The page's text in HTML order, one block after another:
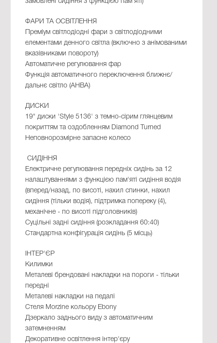
ФАРИ ТА ОСВІТЛЕННЯ
Преміум світлодіодні фари з світлодіодними
елементами денного світла (включно з анімованими
вказівниками повороту)
Автоматичне регулювання фар
Функція автоматичного переключення ближнє/
дальнє світло (AHBA)
ДИСКИ
19" диски 'Style 5136' з темно-сірим глянцевим
покриттям та оздобленням Diamond Turned
Неповнорозмірне запасне колесо
СИДІННЯ
Електричне регулювання передніх сидінь за 12
налаштуваннями з функцією пам'яті сидіння водія
(вперед/назад, по висоті, нахил спинки, нахил
сидіння (тільки водія), підтримка попереку (4),
механічне - по висоті підголовників)
Суцільні задні сидіння (розкладання 60:40)
Стандартна конфігурація сидінь (5 місць)
ІНТЕР'ЄР
Килимки
Металеві брендовані накладки на пороги - тільки
передні
Металеві накладки на педалі
Стеля Morzine кольору Ebony
Дзеркало заднього виду з автоматичним
затемненням
Декоративне освітлення інтер'єру